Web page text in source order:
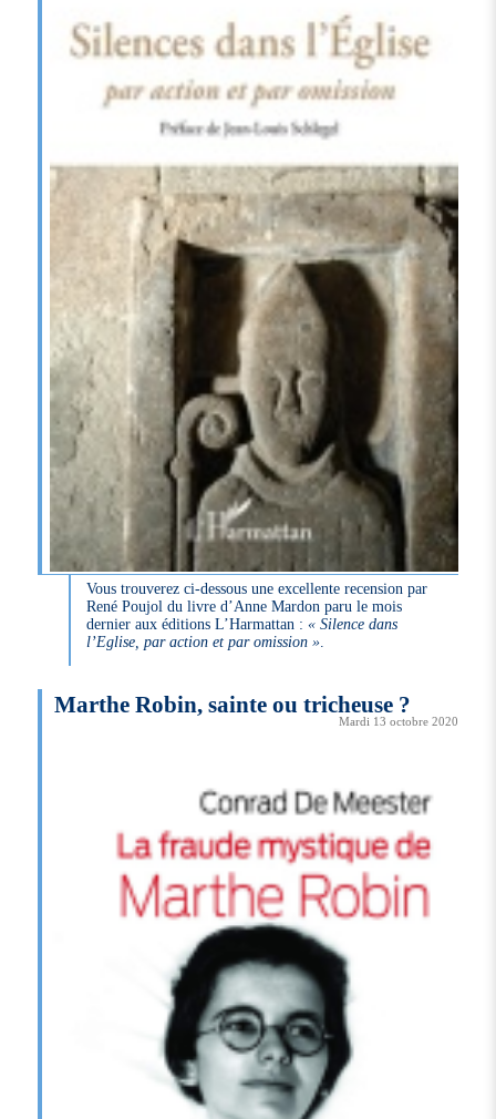
Vous trouverez ci-dessous une excellente recension par
René Poujol du livre d’Anne Mardon paru le mois
dernier aux éditions L’Harmattan :« Silence dans
l’Eglise, par action et par omission »
Marthe Robin, sainte ou tricheuse ?
Mardi 13 octobre 2020